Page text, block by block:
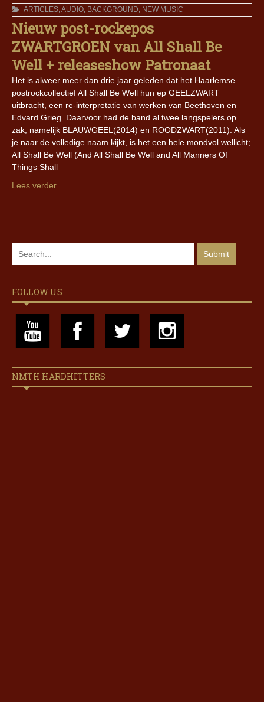
ARTICLES,AUDIO, BACKGROUND, NEW MUSIC
Nieuw post-rockepos
ZWARTGROEN van All Shall Be
Well + releaseshow Patronaat
Het is alweer meer dan drie jaar geleden dat het Haarlemse
postrockcollectief All Shall Be Well hun ep GEELZWART
uitbracht, een re-interpretatie van werken van Beethoven en
Edvard Grieg. Daarvoor had de band al twee langspelers op
zak, namelijk BLAUWGEEL(2014) en ROODZWART(2011). Als
je naar de volledige naam kijkt, is het een hele mondvol wellicht;
All Shall Be Well (And All Shall Be Well and All Manners Of
Things Shall
Lees verder..
FOLLOW US
NMTH HARDHITTERS